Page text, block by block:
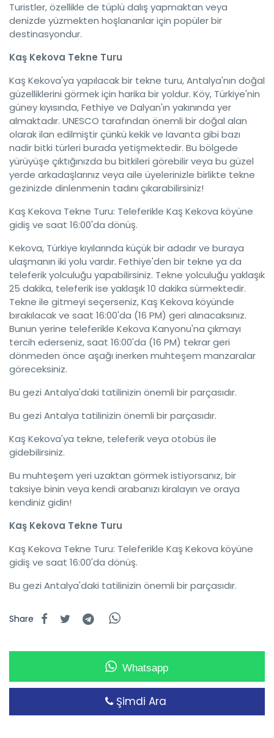
Turistler, özellikle de tüplü dalış yapmaktan veya
denizde yüzmekten hoşlananlar için popüler bir
destinasyondur.
Kaş Kekova Tekne Turu
Kaş Kekova'ya yapılacak bir tekne turu, Antalya'nın doğal
güzelliklerini görmek için harika bir yoldur. Köy, Türkiye'nin
güney kıyısında, Fethiye ve Dalyan'ın yakınında yer
almaktadır. UNESCO tarafından önemli bir doğal alan
olarak ilan edilmiştir çünkü kekik ve lavanta gibi bazı
nadir bitki türleri burada yetişmektedir. Bu bölgede
yürüyüşe çıktığınızda bu bitkileri görebilir veya bu güzel
yerde arkadaşlarınız veya aile üyelerinizle birlikte tekne
gezinizde dinlenmenin tadını çıkarabilirsiniz!
Kaş Kekova Tekne Turu: Teleferikle Kaş Kekova köyüne
gidiş ve saat 16:00'da dönüş.
Kekova, Türkiye kıyılarında küçük bir adadır ve buraya
ulaşmanın iki yolu vardır. Fethiye'den bir tekne ya da
teleferik yolculuğu yapabilirsiniz. Tekne yolculuğu yaklaşık
25 dakika, teleferik ise yaklaşık 10 dakika sürmektedir.
Tekne ile gitmeyi seçerseniz, Kaş Kekova köyünde
bırakılacak ve saat 16:00'da (16 PM) geri alınacaksınız.
Bunun yerine teleferikle Kekova Kanyonu'na çıkmayı
tercih ederseniz, saat 16:00'da (16 PM) tekrar geri
dönmeden önce aşağı inerken muhteşem manzaralar
göreceksiniz.
Bu gezi Antalya'daki tatilinizin önemli bir parçasıdır.
Bu gezi Antalya tatilinizin önemli bir parçasıdır.
Kaş Kekova'ya tekne, teleferik veya otobüs ile
gidebilirsiniz.
Bu muhteşem yeri uzaktan görmek istiyorsanız, bir
taksiye binin veya kendi arabanızı kiralayın ve oraya
kendiniz gidin!
Kaş Kekova Tekne Turu
Kaş Kekova Tekne Turu: Teleferikle Kaş Kekova köyüne
gidiş ve saat 16:00'da dönüş.
Bu gezi Antalya'daki tatilinizin önemli bir parçasıdır.
Share
Whatsapp
Şimdi Ara